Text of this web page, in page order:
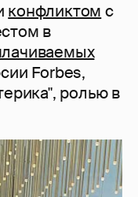
конфликтом с
в
Forbes,
ролью в